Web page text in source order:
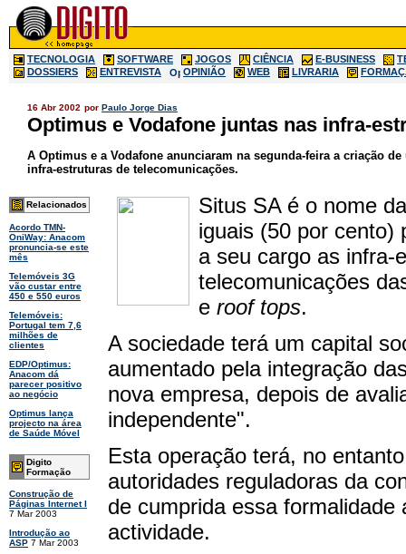
TECNOLOGIA SOFTWARE JOGOS CIÊNCIA E-BUSINESS
DOSSIERS
ENTREVISTA OPINIÃO WEB LIVRARIA
16 Abr 2002 por Paulo Jorge Dias
Optimus e Vodafone juntas nas infra-
A Optimus e a Vodafone anunciaram na segunda-feira a criação
infra-estruturas de telecomunicações.
Relacionados
Acordo TMN-
OniWay: Anacom
pronuncia-se este
mês
Telemóveis 3G
vão custar entre
450 e 550 euros
Telemóveis:
Portugal tem 7,6
milhões de
clientes
EDP/Optimus:
Anacom dá
parecer positivo
ao negócio
Optimus lança
projecto na área
de Saúde Móvel
Digito
Formação
Construção de
Páginas Internet I
7 Mar 2003
Introdução ao
ASP 7 Mar 2003
Situs SA é o nome
iguais (50 por cento)
a seu cargo as infra-
telecomunicações
e roof tops.
A sociedade terá um capital
aumentado pela integração
nova empresa, depois de
independente".
Esta operação terá, no
autoridades reguladoras da
de cumprida essa
actividade.